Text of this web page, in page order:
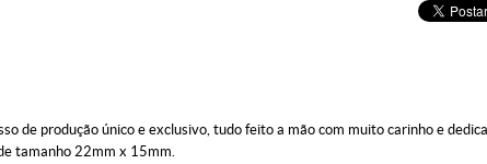
de produção único e exclusivo, tudo feito a mão com muito carinho e
tamanho 22mm x 15mm.